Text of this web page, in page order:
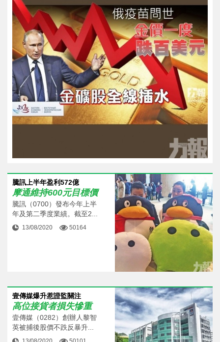
騰訊上半年盈利572億
摩通維持600元目標價
騰訊（0700）發布今年上半
年及第二季度業績。截至2...
13/08/2020 50164
壹傳媒爆升惹證監關注
高位接貨者損失慘重
壹傳媒（0282）創辦人黎智
英被捕後股價不跌反暴升...